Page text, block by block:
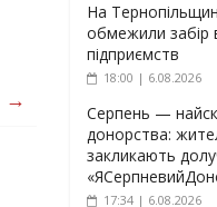
→
На
обмежили забір
підприємств
18:00 | 6.08.2026
Серпень —
донорства:
закликають
17:34 | 6.08.2026